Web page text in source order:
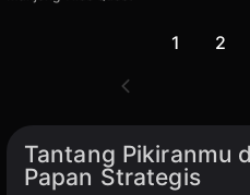
1 2
Tantang Pikiranmu
Papan Strategis